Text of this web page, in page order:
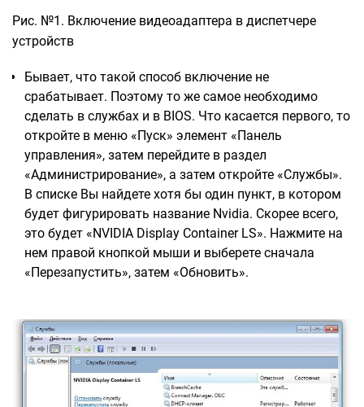
Рис. №1. Включение видеоадаптера в диспетчере
устройств
Бывает, что такой способ включение не
срабатывает. Поэтому то же самое необходимо
сделать в службах и в BIOS. Что касается первого, то
откройте в меню «Пуск» элемент «Панель
управления», затем перейдите в раздел
«Администрирование», а затем откройте «Службы».
В списке Вы найдете хотя бы один пункт, в котором
будет фигурировать название Nvidia. Скорее всего,
это будет «NVIDIA Display Container LS». Нажмите на
нем правой кнопкой мыши и выберете сначала
«Перезапустить», затем «Обновить».